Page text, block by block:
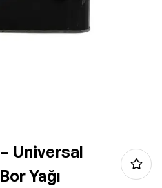
Universal
Yağı